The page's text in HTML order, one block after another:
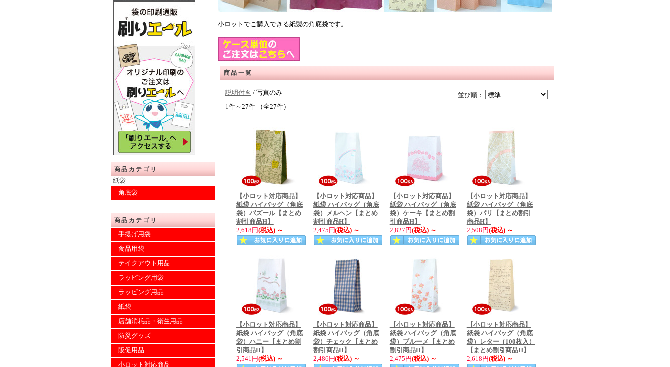
商品カテゴリ
紙袋
角底袋
商品カテゴリ
手提げ用袋
食品用袋
テイクアウト用品
ラッピング用袋
ラッピング用品
紙袋
店舗消耗品・衛生用品
防災グッズ
販促用品
小ロット対応商品
小ロットでご購入できる紙製の角底袋です。
商品一覧
並び順：
説明付き / 写真のみ
1件～27件 （全27件）
【小ロット対応商品】
紙袋 ハイバッグ（角底
袋）パズール【まとめ
割引商品H】
2,618円(税込) ～
【小ロット対応商品】
紙袋 ハイバッグ（角底
袋）メルヘン【まとめ
割引商品H】
2,475円(税込) ～
【小ロット対応商品】
紙袋 ハイバッグ（角底
袋）ケーキ【まとめ割
引商品H】
2,827円(税込) ～
【小ロット対応商品】
紙袋 ハイバッグ（角底
袋）パリ【まとめ割引
商品H】
2,508円(税込) ～
【小ロット対応商品】
紙袋 ハイバッグ（角底
袋）ハニー【まとめ割
引商品H】
2,541円(税込) ～
【小ロット対応商品】
紙袋 ハイバッグ（角底
袋）チェック【まとめ
割引商品H】
2,486円(税込) ～
【小ロット対応商品】
紙袋 ハイバッグ（角底
袋）ブルーメ【まとめ
割引商品H】
2,475円(税込) ～
【小ロット対応商品】
紙袋 ハイバッグ（角底
袋）レター（100枚入）
【まとめ割引商品H】
2,618円(税込) ～